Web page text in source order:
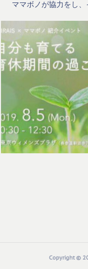
ママボノが協力をし
Copyright ©